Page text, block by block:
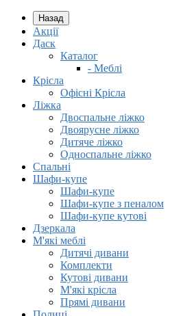
Назад
Акції
Даск
Каталог
- Меблі
Крісла
Офісні Крісла
Ліжка
Двоспальне ліжко
Двоярусне ліжко
Дитяче ліжко
Односпальне ліжко
Спальні
Шафи-купе
Шафи-купе
Шафи-купе з пеналом
Шафи-купе кутові
Дзеркала
М'які меблі
Дитячі дивани
Комплекти
Кутові дивани
М'які крісла
Прямі дивани